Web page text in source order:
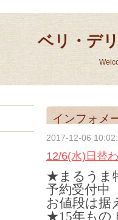
ベリ・デ
インフォメ
2017-12-06
12/6(水)日替
★まるうま
予約受付中
お値段は据
★15年もの